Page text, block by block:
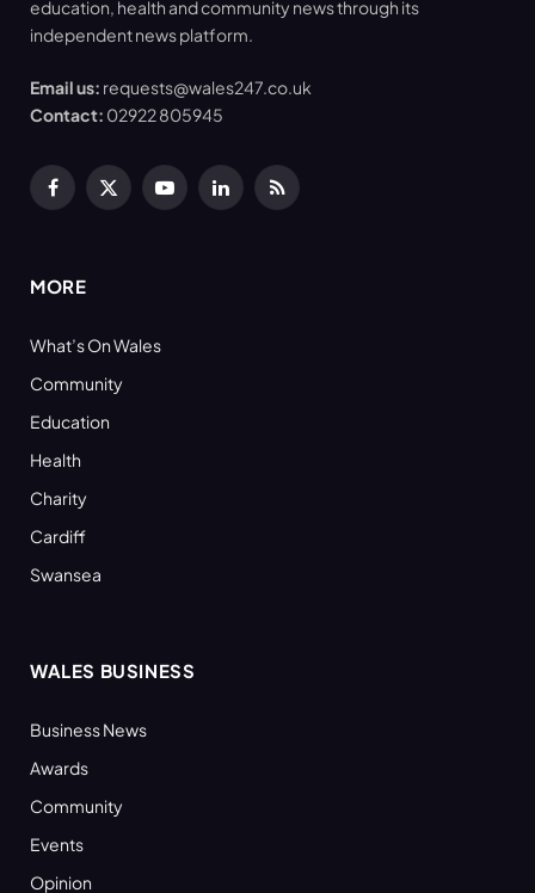
education, health and community news through its
independent news platform.
Email us: requests@wales247.co.uk
Contact: 02922 805945
Facebook
X
YouTubeLinkedInRSS
MORE
What’s On Wales
Community
Education
Health
Charity
Cardiff
Swansea
WALES BUSINESS
Business News
Awards
Community
Events
Opinion